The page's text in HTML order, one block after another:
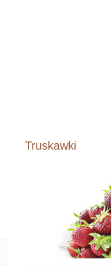
Truskawki